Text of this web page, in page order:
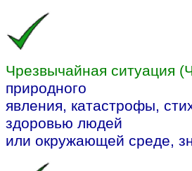
Чрезвычайная ситуация
природного
явления, катастрофы,
здоровью людей
или окружающей среде,